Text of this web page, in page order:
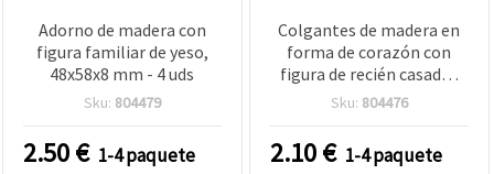
Adorno de madera con
figura familiar de yeso,
48x58x8 mm - 4 uds
Sku: 804479
2.50€ 1-4 paquete
Colgantes de madera en
forma de corazón con
figura de recién casados
en yeso para
mm - 4 uds
Sku: 804476
2.10€ 1-4 paquete